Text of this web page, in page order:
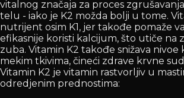
vitalnog značaja za proces
telu - iako je K2 možda bolji u tome.
nutrijent osim K1, jer takođe pomaže
efikasnije koristi kalcijum, što utiče na
zuba. Vitamin K2 takođe snižava nivoe
mekim tkivima, čineći zdrave krvne
Vitamin K2 je vitamin rastvorljiv u
odredjenim prednostima: